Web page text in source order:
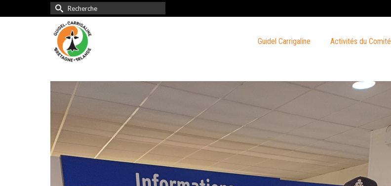
Rechercher :
Guidel Carrigaline Activités du Comité